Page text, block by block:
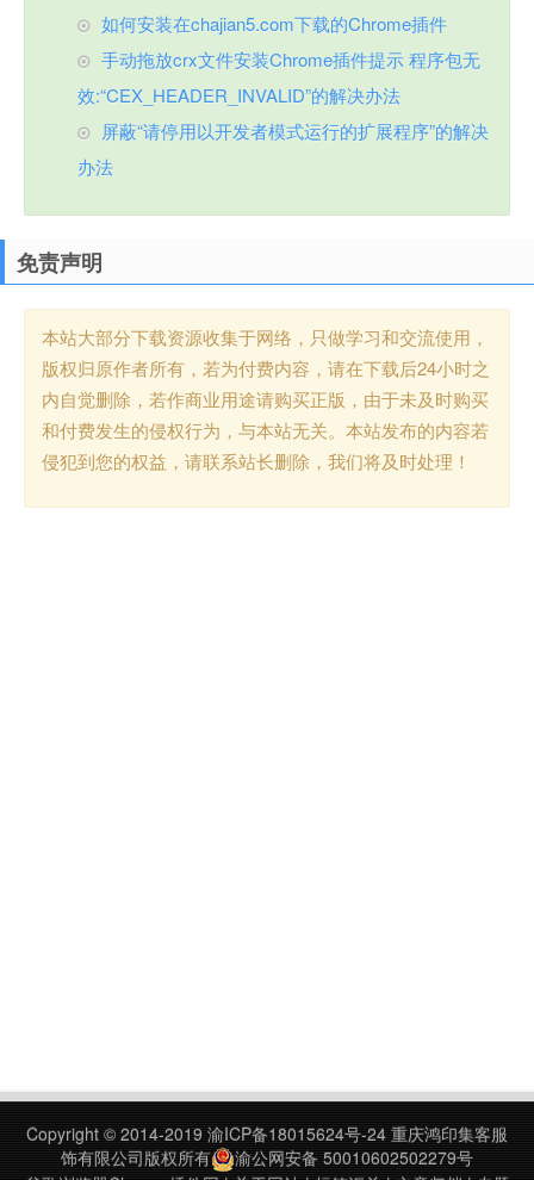
如何安装在chajian5.com下载的Chrome插件
手动拖放crx文件安装Chrome插件提示 程序包无
效:“CEX_HEADER_INVALID”的解决办法
屏蔽“请停用以开发者模式运行的扩展程序”的解决
办法
免责声明
本站大部分下载资源收集于网络，只做学习和交流使用，
版权归原作者所有，若为付费内容，请在下载后24小时之
内自觉删除，若作商业用途请购买正版，由于未及时购买
和付费发生的侵权行为，与本站无关。本站发布的内容若
侵犯到您的权益，请联系站长删除，我们将及时处理！
Copyright © 2014-2019 渝ICP备18015624号-24 重庆鸿印集客服
饰有限公司版权所有
渝公网安备 50010602502279号